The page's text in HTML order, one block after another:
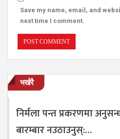
Save my name, email, and
next time I comment.
भर्खरै
निर्मला पन्त प्रकरणमा
बारम्बार नउठाउनुस्:…